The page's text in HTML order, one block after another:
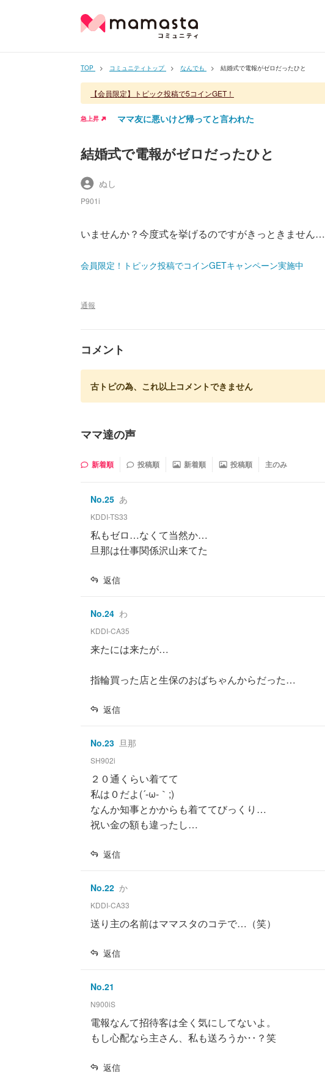
TOP コミュニティトップ なんでも 結婚式で電報がゼロだったひと
【会員限定】トピック投稿で5コインGET！
急上昇 ママ友に悪いけど帰ってと言われた
結婚式で電報がゼロだったひと
ぬし
P901i
いませんか？今度式を挙げるのですがきっときません…
会員限定！トピック投稿でコインGETキャンペーン実施中
通報
コメント
古トピの為、これ以上コメントできません
ママ達の声
新着順 投稿順 新着順 投稿順 主のみ
No.25 あ
KDDI-TS33
私もゼロ…なくて当然か…
旦那は仕事関係沢山来てた
返信
No.24 わ
KDDI-CA35
来たには来たが…
指輪買った店と生保のおばちゃんからだった…
返信
No.23 旦那
SH902i
２０通くらい着てて
私は０だよ(´-ω-｀;)
なんか知事とかからも着ててびっくり…
祝い金の額も違ったし…
返信
No.22 か
KDDI-CA33
送り主の名前はママスタのコテで…（笑）
返信
No.21
N900iS
電報なんて招待客は全く気にしてないよ。
もし心配なら主さん、私も送ろうか‥？笑
返信